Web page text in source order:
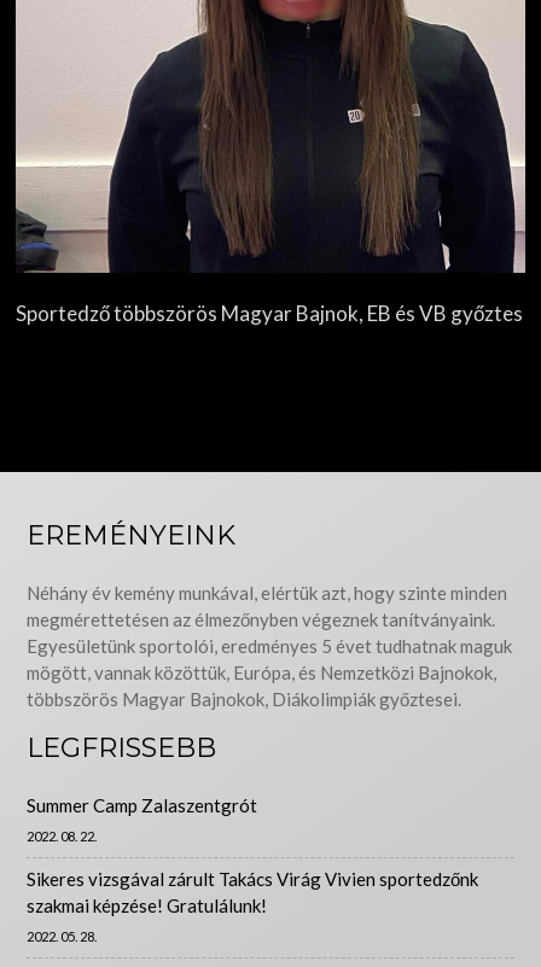
Sportedző többszörös Magyar Bajnok, EB és VB győztes
EREMÉNYEINK
Néhány év kemény munkával, elértük azt, hogy szinte minden
megmérettetésen az élmezőnyben végeznek tanítványaink.
Egyesületünk sportolói, eredményes 5 évet tudhatnak maguk
mögött, vannak közöttük, Európa, és Nemzetközi Bajnokok,
többszörös Magyar Bajnokok, Diákolimpiák győztesei.
LEGFRISSEBB
Summer Camp Zalaszentgrót
2022. 08. 22.
Sikeres vizsgával zárult Takács Virág Vivien sportedzőnk
szakmai képzése! Gratulálunk!
2022. 05. 28.